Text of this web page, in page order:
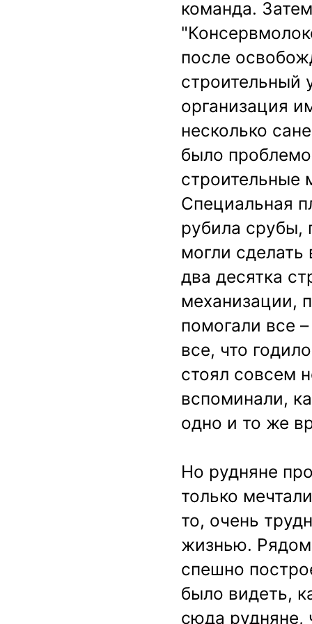
команда.
после
строительный
организация
несколько
было
строительные
Специальная
рубила срубы,
могли
два десятка
механизации,
помогали все
все, что
стоял совсем
вспоминали,
одно и то же
Но рудняне
только
то, очень
жизнью.
спешно
было видеть,
сюда рудняне,